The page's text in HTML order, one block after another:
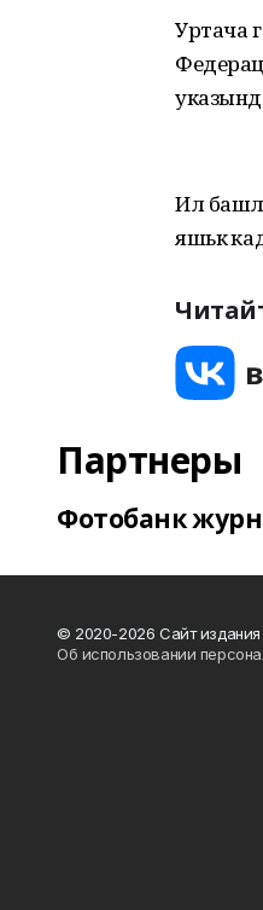
Уртача
Ил
яшькә
Партнеры
Фотобанк
© 2020-2026 Сайт издания
Об использовании